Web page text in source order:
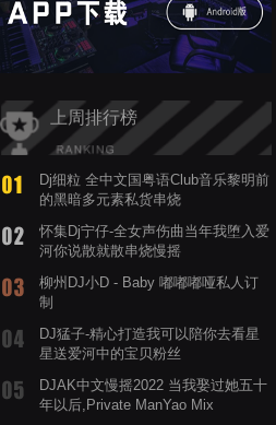
上周排行榜
Dj细粒 全中文国粤语Club音乐黎明前
的黑暗多元素私货串烧
怀集Dj宁仔-全女声伤曲当年我堕入爱
河你说散就散串烧慢摇
柳州DJ小D - Baby 嘟嘟嘟哑私人订
制
DJ猛子-精心打造我可以陪你去看星
星送爱河中的宝贝粉丝
DJAK中文慢摇2022 当我娶过她五十
年以后,Private ManYao Mix